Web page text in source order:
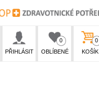
PŘIHLÁSIT OBLÍBENÉ
0
KOŠÍK
0